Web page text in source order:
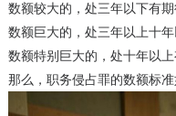
数额较大的，处三年以下有
数额巨大的，处三年以上十
数额特别巨大的，处十年以
那么，职务侵占罪的数额标